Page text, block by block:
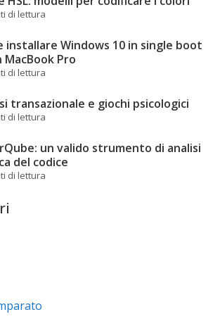
di lettura
installare Windows 10 in single boot
MacBook Pro
di lettura
transazionale e giochi psicologici
di lettura
un valido strumento di analisi
del codice
di lettura